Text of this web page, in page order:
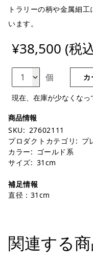
トラリーの柄や金属細
います。
¥38,500 (税
個 カ
現在、在庫が少なくなっ
SKU: 27602111
プロダクトカテゴリ: プ
カラー: ゴールド系
サイズ: 31cm
補足情報
直径：31cm
関連する